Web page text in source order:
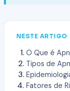
NESTE ARTIGO
O Que é
Tipos de
Fatores de